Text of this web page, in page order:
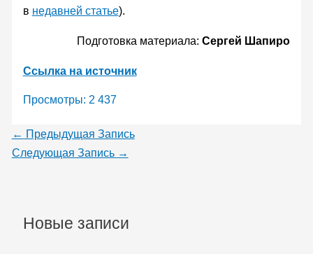
в недавней статье).
Подготовка материала:Сергей Шапиро
Ссылка на источник
Просмотры: 2 437
← Предыдущая Запись
Следующая Запись →
Новые записи